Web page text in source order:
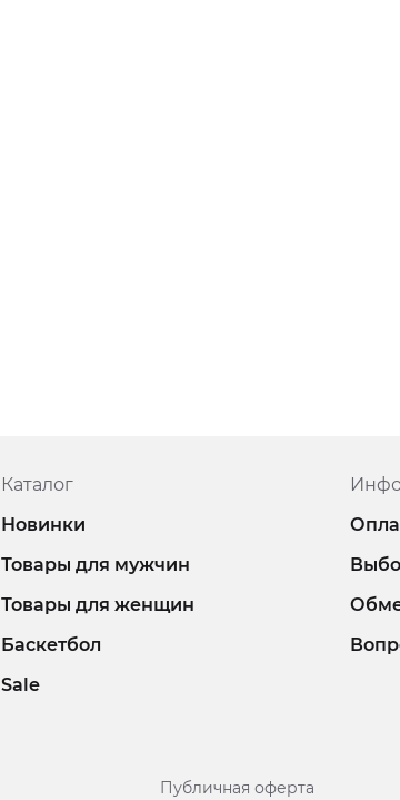
Каталог
Новинки
Товары для мужчин
Товары для женщин
Баскетбол
Sale
Публичная оферта